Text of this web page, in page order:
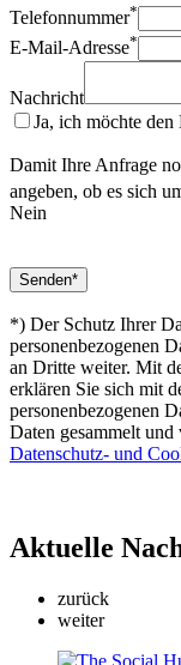
Telefonnummer*
E-Mail-Adresse*
Nachricht
Ja, ich möchte den
Damit Ihre Anfrage
angeben, ob es sich
Nein
*) Der Schutz Ihrer
personenbezogenen
an Dritte weiter. Mit
erklären Sie sich mit
personenbezogenen
Daten gesammelt
Datenschutz- und
Aktuelle
zurück
weiter